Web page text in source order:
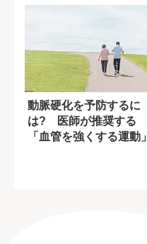
動脈硬化を予防するに
は? 医師が推奨する
「血管を強くする運動」